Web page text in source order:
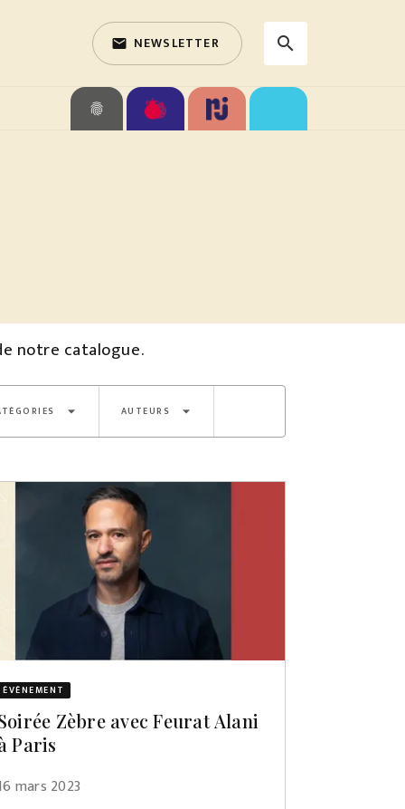
email NEWSLETTER search
fingerprint
search
notre catalogue.
arrow_drop_down AUTEURS arrow_drop_down
ÉVÈNEMENT
Zèbre avec Feurat Alani
Paris
mars 2023